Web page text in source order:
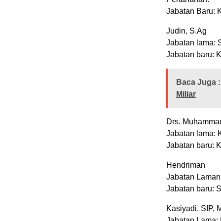
Jabatan Baru:
Judin, S.Ag
Jabatan lama:
Jabatan baru:
Baca Juga :
Miliar
Drs.
Jabatan lama:
Jabatan baru:
Hendriman
Jabatan
Jabatan baru:
Kasiyadi, SIP,